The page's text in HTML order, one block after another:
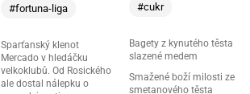
#fortuna-liga
Sparťanský klenot
Mercado v hledáčku
velkoklubů. Od Rosického
ale dostal nálepku o
#cukr
Bagety z kynutého těsta
slazené medem
Smažené boží milosti ze
smetanového těsta